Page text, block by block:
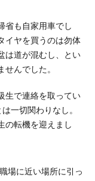
省も自家用車でし
イヤを買うのは勿体
は道が混むし、とい
んでした。
生で連絡を取ってい
一切関わりなし。
の転機を迎えまし
場に近い場所に引っ